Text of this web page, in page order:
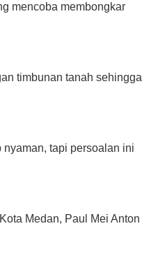
mencoba membongkar
timbunan tanah sehingga
nyaman, tapi persoalan ini
Medan, Paul Mei Anton